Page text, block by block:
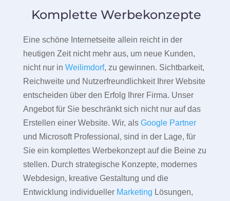
Komplette Werbekonzepte
Eine schöne Internetseite allein reicht in der
heutigen Zeit nicht mehr aus, um neue Kunden,
nicht nur in Weilimdorf, zu gewinnen. Sichtbarkeit,
Reichweite und Nutzerfreundlichkeit Ihrer Website
entscheiden über den Erfolg Ihrer Firma. Unser
Angebot für Sie beschränkt sich nicht nur auf das
Erstellen einer Website. Wir, als Google Partner
und Microsoft Professional, sind in der Lage, für
Sie ein komplettes Werbekonzept auf die Beine zu
stellen. Durch strategische Konzepte, modernes
Webdesign, kreative Gestaltung und die
Entwicklung individueller Marketing Lösungen,